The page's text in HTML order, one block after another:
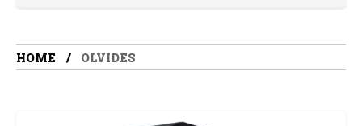
HOME OLVIDES